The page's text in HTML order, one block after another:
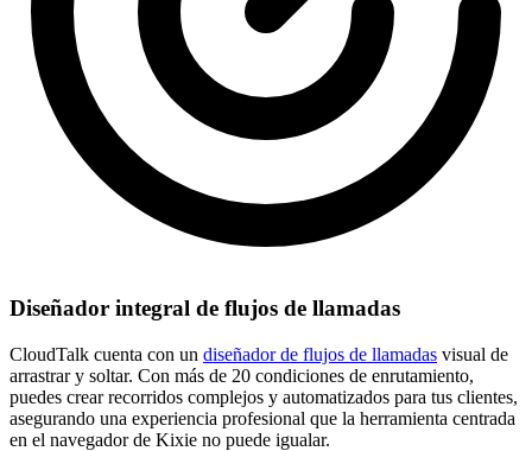
Diseñador integral de flujos de llamadas
CloudTalk cuenta con un diseñador de flujos de llamadas visual de
arrastrar y soltar. Con más de 20 condiciones de enrutamiento,
puedes crear recorridos complejos y automatizados para tus clientes,
asegurando una experiencia profesional que la herramienta centrada
en el navegador de Kixie no puede igualar.